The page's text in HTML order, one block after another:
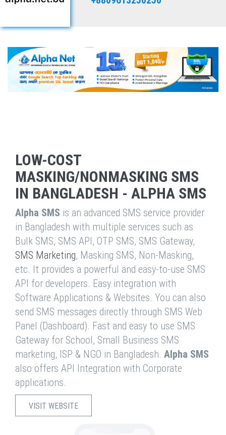
LOW-COST
MASKING/NONMASKING SMS
IN BANGLADESH - ALPHA SMS
Alpha SMS is an advanced SMS service provider
in Bangladesh with multiple services such as
Bulk SMS, SMS API, OTP SMS, SMS Gateway,
SMS Marketing, Masking SMS, Non-Masking,
etc. It provides a powerful and easy-to-use SMS
API for developers. Easy integration with
Software Applications & Websites. You can also
send SMS messages directly through SMS Web
Panel (Dashboard). Fast and easy to use SMS
Gateway for School, Small Business SMS
marketing, ISP & NGO in Bangladesh. Alpha SMS
also offers API Integration with Corporate
applications.
VISIT WEBSITE